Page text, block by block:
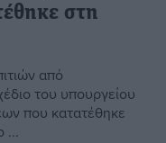
στη
από
του υπουργείου
που κατατέθηκε
...